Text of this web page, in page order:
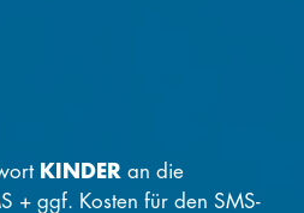
KINDER an die
+ ggf. Kosten für den SMS-